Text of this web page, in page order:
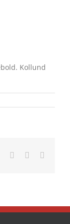
Kollund
Facebook LinkedIn